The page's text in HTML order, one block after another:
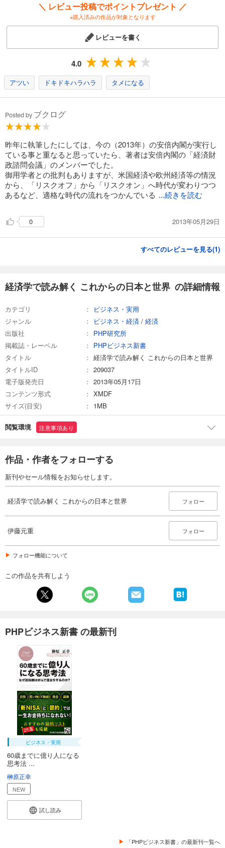
＼ レビュー投稿でポイントプレゼント ／
※購入済みの作品が対象となります
レビューを書く
4.0
アツい ドキドキハラハラ タメになる
Posted by ブクログ
昨年に執筆したにしては、今の（2013年）の安倍内閣が実行し
ている事と重なると思っていたら、著者は安倍内閣の「経済財
政諮問会議」のメンバーでした。
御用学者との批判もありますが、米国経済や欧州経済等の情況
から、「リスクオフ」から「リスクオン」へ時代が変わりつつ
あるなど、適格な時代の流れをつかんでいる ...続きを読む
0 2013年05月29日
すべてのレビューを見る(1)
経済学で読み解く これからの日本と世界 の詳細情報
カテゴリ
ビジネス・実用
ジャンル
ビジネス・経済 / 経済
出版社
PHP研究所
掲載誌・レーベル
PHPビジネス新書
タイトル
経済学で読み解く これからの日本と世界
タイトルID
209037
電子版発売日
2013年05月17日
コンテンツ形式
XMDF
サイズ(目安)
1MB
閲覧環境 注意事項あり
作品・作者をフォローする
新刊やセール情報をお知らせします。
経済学で読み解く これからの日本と世界 フォロー
伊藤元重 フォロー
フォロー機能について
この作品を共有しよう
PHPビジネス新書 の最新刊
ビジネス・実用
60歳までに億り人になる
思考法 ...
榊原正幸
NEW
試し読み
「PHPビジネス新書」の最新刊一覧へ